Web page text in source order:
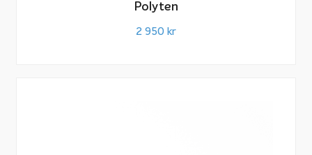
Polyten
2 950 kr